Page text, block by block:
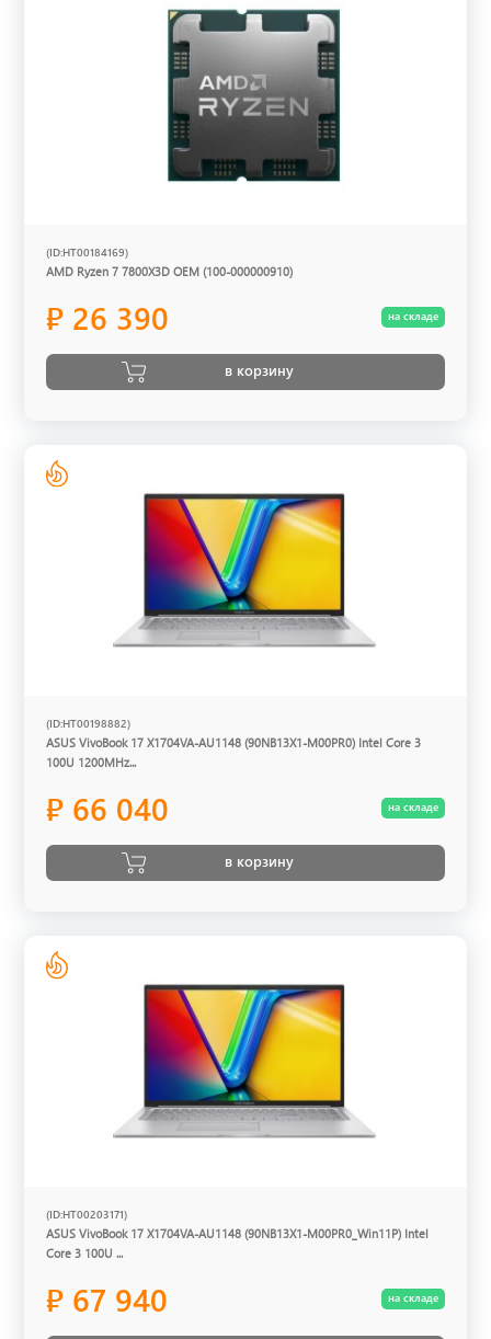
(ID:HT00184169)
AMD Ryzen 7 7800X3D OEM (100-000000910)
₽ 26 390 на складе
в корзину
(ID:HT00198882)
ASUS VivoBook 17 X1704VA-AU1148 (90NB13X1-M00PR0) Intel Core 3
100U 1200MHz...
₽ 66 040 на складе
в корзину
(ID:HT00203171)
ASUS VivoBook 17 X1704VA-AU1148 (90NB13X1-M00PR0_Win11P) Intel
Core 3 100U ...
₽ 67 940 на складе